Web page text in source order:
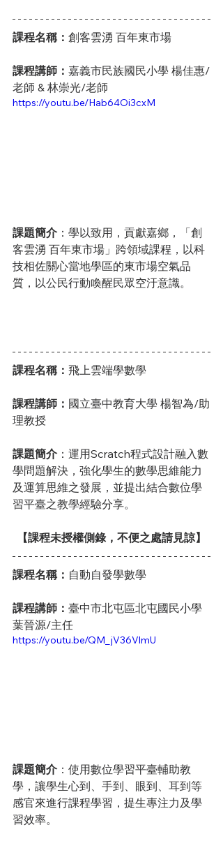
課程名稱： 創客雲湧 百年東市場
課程講師： 嘉義市民族國民小學 楊佳惠/
老師 & 林崇光/老師
https://youtu.be/Hab64Oi3cxM
課題簡介 ：學以致用，貢獻嘉鄉，「創
客雲湧 百年東市場」跨領域課程，以科
技相佐關心當地學區的東市場空氣品
質，以公民行動喚醒民眾空汙意識。
課程名稱： 飛上雲端學數學
課程講師： 國立臺中教育大學 楊智為/助
理教授
課題簡介 ：運用Scratch程式設計融入數
學問題解決，強化學生的數學思維能力
及運算思維之發展，並提出結合數位學
習平臺之教學經驗分享。
【課程未授權側錄，不便之處請見諒】
課程名稱： 自動自發學數學
課程講師： 臺中市北屯區北屯國民小學
葉晉源/主任
https://youtu.be/QM_jV36VlmU
課題簡介 ：使用數位學習平臺輔助教
學，讓學生心到、手到、眼到、耳到等
感官來進行課程學習，提生專注力及學
習效率。